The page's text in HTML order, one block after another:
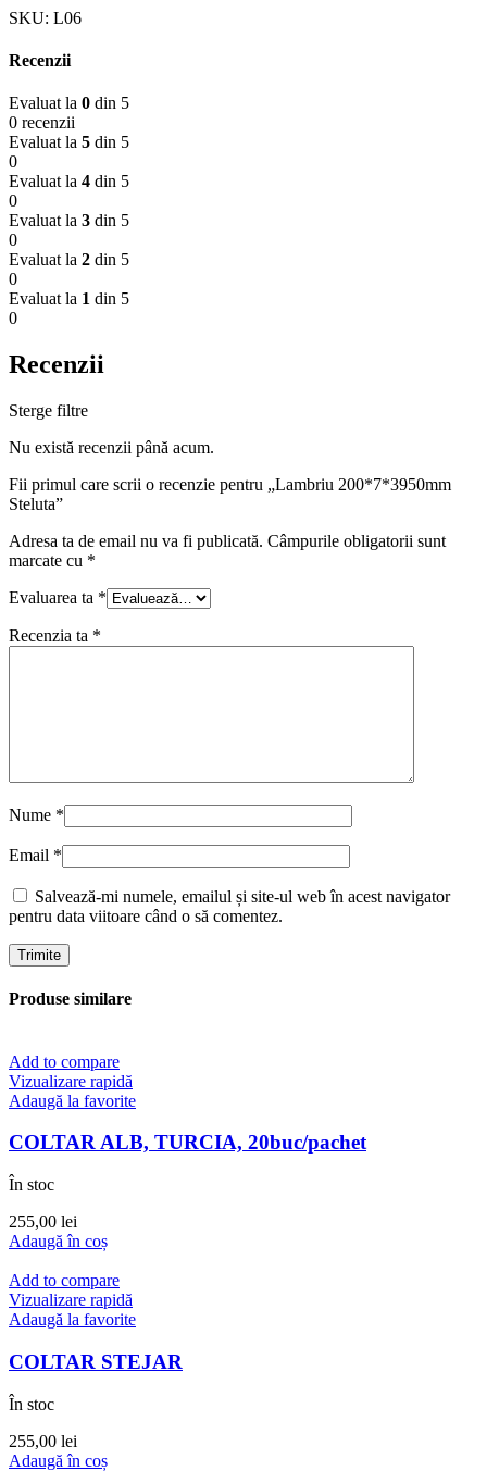
SKU: L06
Recenzii
Evaluat la 0 din 5
0 recenzii
Evaluat la 5 din 5
0
Evaluat la 4 din 5
0
Evaluat la 3 din 5
0
Evaluat la 2 din 5
0
Evaluat la 1 din 5
0
Recenzii
Sterge filtre
Nu există recenzii până acum.
Fii primul care scrii o recenzie pentru „Lambriu 200*7*3950mm
Steluta”
Adresa ta de email nu va fi publicată. Câmpurile obligatorii sunt
marcate cu *
Evaluarea ta *
Recenzia ta *
Nume *
Email *
Salvează-mi numele, emailul și site-ul web în acest navigator
pentru data viitoare când o să comentez.
Produse similare
Add to compare
Vizualizare rapidă
Adaugă la favorite
COLTAR ALB, TURCIA, 20buc/pachet
În stoc
255,00 lei
Adaugă în coș
Add to compare
Vizualizare rapidă
Adaugă la favorite
COLTAR STEJAR
În stoc
255,00 lei
Adaugă în coș